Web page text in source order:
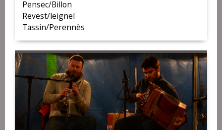
Pensec/Billon
Revest/leignel
Tassin/Perennès